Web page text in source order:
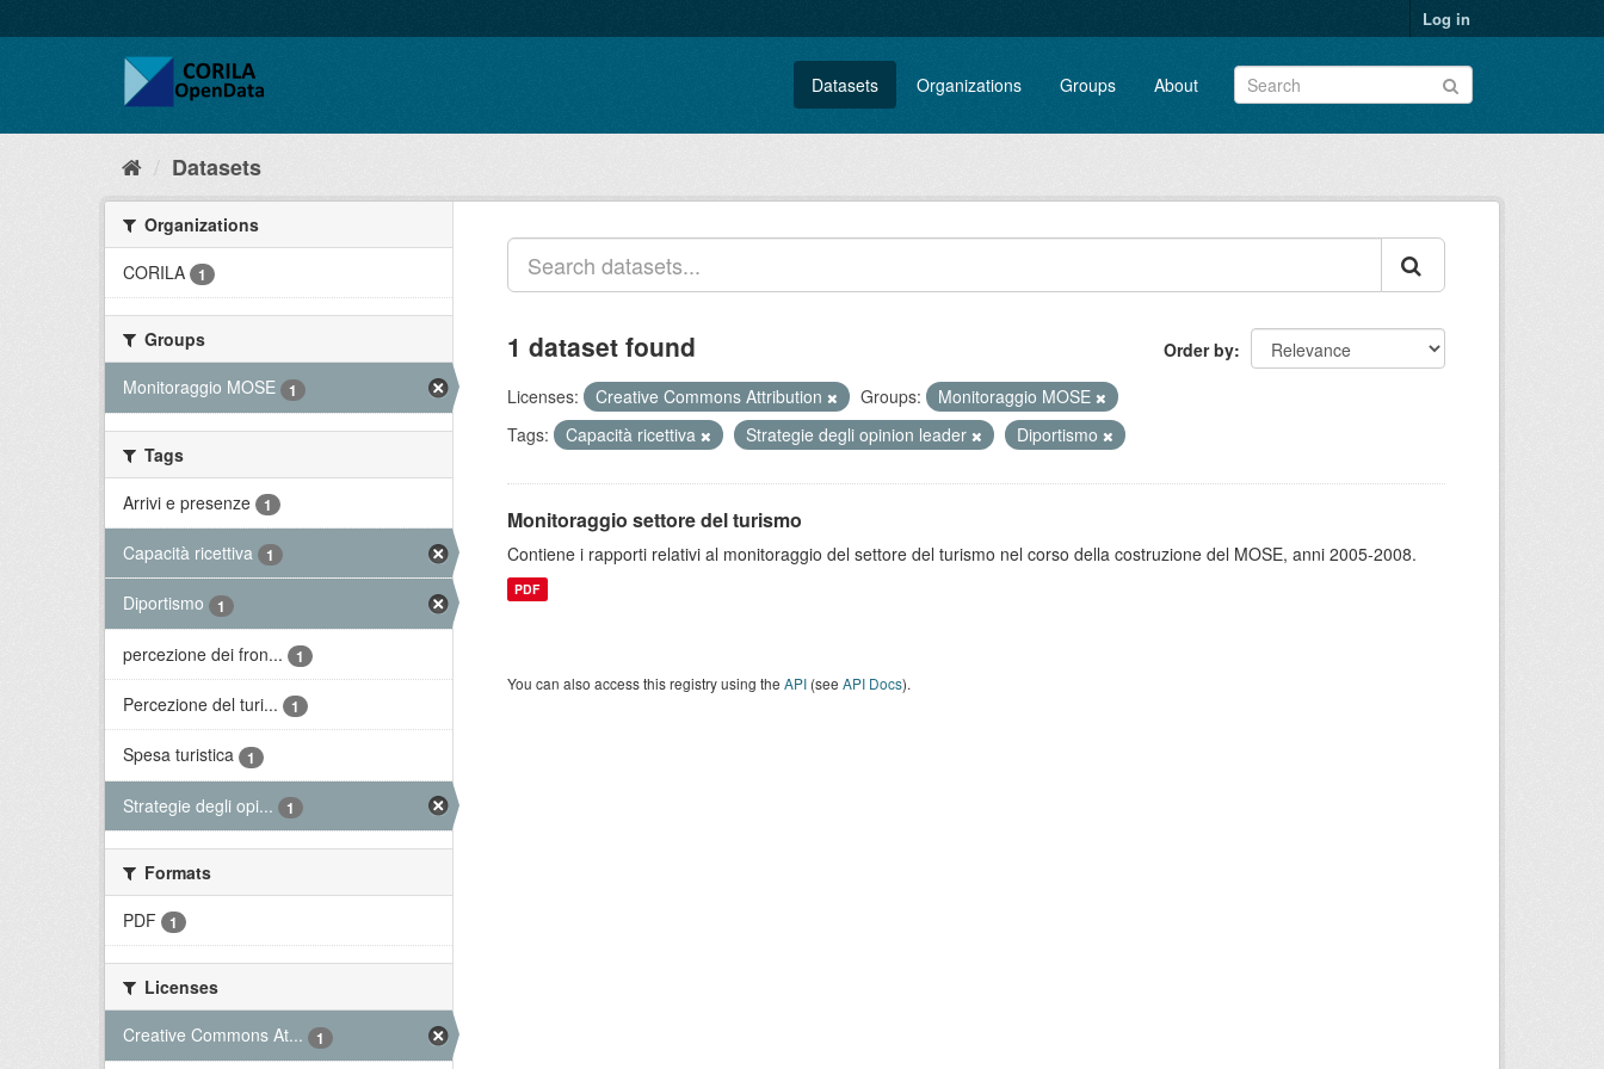
Log in
Datasets Organizations Groups About
Datasets
Organizations
CORILA
1
Groups
Monitoraggio MOSE
1
Tags
Arrivi e presenze
1
Capacità ricettiva 1
Diportismo 1
percezione dei fron... 1
Percezione del turi... 1
Spesa turistica 1
Strategie degli opi... 1
Formats
PDF
1
Licenses
Creative Commons At...
1
Order by
1 dataset found
Licenses: Creative Commons Attribution Groups:
Monitoraggio MOSE
Tags:
Capacità ricettiva Strategie degli opinion leader Diportismo
Monitoraggio settore del turismo
Contiene i rapporti relativi al monitoraggio del settore del turismo nel corso della costruzione del MOSE, anni 2005-2008.
PDF
You can also access this registry using the API (see API Docs).